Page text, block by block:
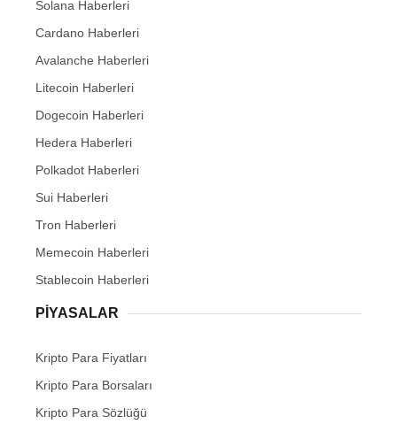
Solana Haberleri
Cardano Haberleri
Avalanche Haberleri
Litecoin Haberleri
Dogecoin Haberleri
Hedera Haberleri
Polkadot Haberleri
Sui Haberleri
Tron Haberleri
Memecoin Haberleri
Stablecoin Haberleri
PIYASALAR
Kripto Para Fiyatları
Kripto Para Borsaları
Kripto Para Sözlüğü